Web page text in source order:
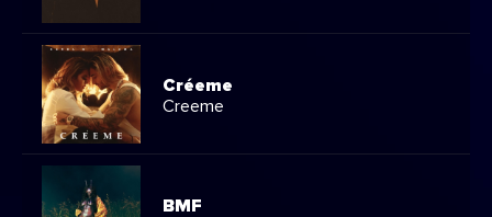
Créeme
Creeme
BMF